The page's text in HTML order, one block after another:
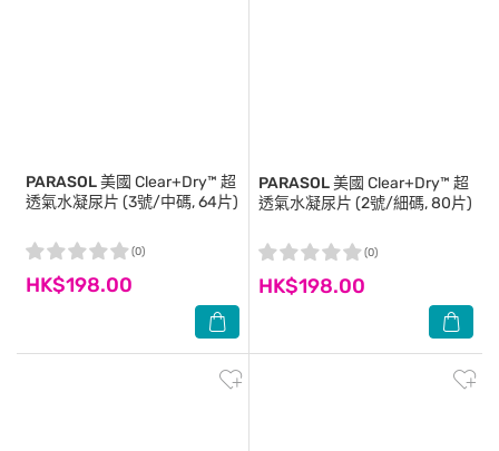
PARASOL美國 Clear+Dry™ 超
透氣水凝尿片 (3號/中碼, 64片)
HK$198.00
(0)
PARASOL美國 Clear+Dry™ 超
透氣水凝尿片 (2號/細碼, 80片)
HK$198.00
(0)